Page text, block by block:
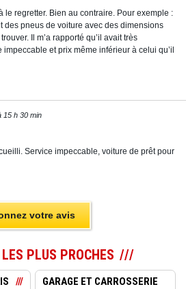
le regretter. Bien au contraire. Pour exemple :
des pneus de voiture avec des dimensions
Il m’a rapporté qu’il avait très
et prix même inférieur à celui qu’il
15 h 30 min
Service impeccable, voiture de prêt pour
votre avis
PLUS PROCHES
GARAGE ET CARROSSERIE